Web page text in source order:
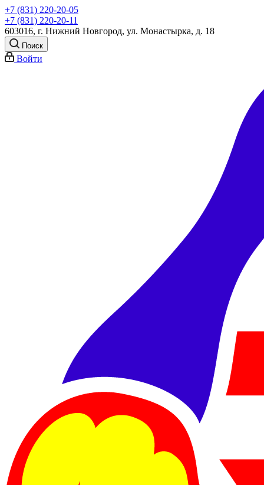
+7 (831) 220-20-05
+7 (831) 220-20-11
603016, г. Нижний Новгород, ул. Монастырка, д. 18
Поиск
Войти